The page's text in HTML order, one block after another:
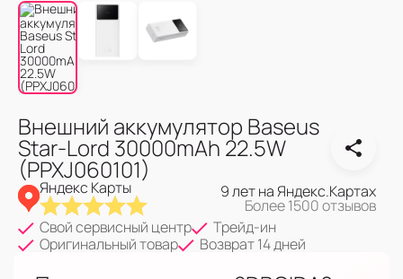
Внешний аккумулятор Baseus
Star-Lord 30000mAh 22.5W
(PPXJ060101)
Яндекс Карты 9 лет на Яндекс.Картах
Более 1500 отзывов
Свой сервисный центр
Трейд-ин
Оригинальный товар
Возврат 14 дней